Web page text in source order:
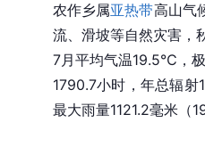
农作乡属亚热带高山气
流、滑坡等自然灾害
7月平均气温19.5℃，
1790.7小时，年总辐
最大雨量1121.2毫米（